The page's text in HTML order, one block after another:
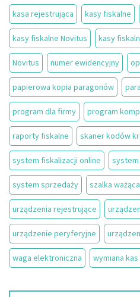
kasa rejestrująca kasy fiskalne
kasy fiskalne Novitus kasy
Novitus numer ewidencyjny
papierowa kopia paragonów
program dla firmy program
raporty fiskalne skaner kodów
system fiskalizacji online system
system sprzedaży szalka ważąca
urządzenia rejestrujące
urządzenie peryferyjne
waga elektroniczna wymiana